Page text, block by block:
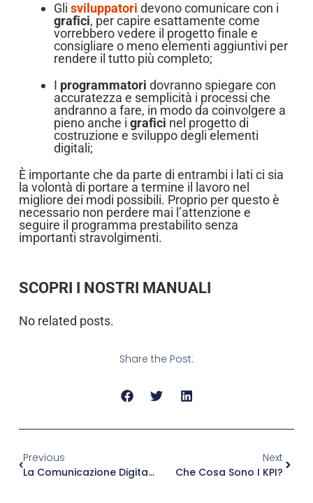
Gli sviluppatori devono comunicare con i
grafici, per capire esattamente come
vorrebbero vedere il progetto finale e
consigliare o meno elementi aggiuntivi per
rendere il tutto più completo;
I programmatori dovranno spiegare con
accuratezza e semplicità i processi che
andranno a fare, in modo da coinvolgere a
pieno anche i grafici nel progetto di
costruzione e sviluppo degli elementi
digitali;
È importante che da parte di entrambi i lati ci sia
la volontà di portare a termine il lavoro nel
migliore dei modi possibili. Proprio per questo è
necessario non perdere mai l’attenzione e
seguire il programma prestabilito senza
importanti stravolgimenti.
SCOPRI I NOSTRI MANUALI
No related posts.
Share the Post:
Previous
La Comunicazione Digitale Con Gli Utenti Della Generazione Z
Next
Che Cosa Sono I KPI?